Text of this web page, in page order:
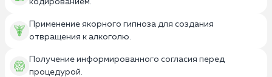
кодированием.
Применение якорного гипноза для создания
отвращения к алкоголю.
Получение информированного согласия перед
процедурой.